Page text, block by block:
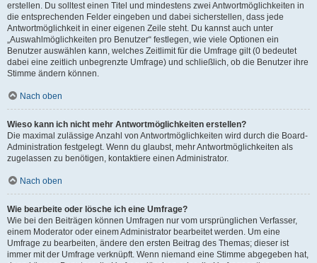
erstellen. Du solltest einen Titel und mindestens zwei Antwortmöglichkeiten in
die entsprechenden Felder eingeben und dabei sicherstellen, dass jede
Antwortmöglichkeit in einer eigenen Zeile steht. Du kannst auch unter
„Auswahlmöglichkeiten pro Benutzer“ festlegen, wie viele Optionen ein
Benutzer auswählen kann, welches Zeitlimit für die Umfrage gilt (0 bedeutet
dabei eine zeitlich unbegrenzte Umfrage) und schließlich, ob die Benutzer ihre
Stimme ändern können.
Nach oben
Wieso kann ich nicht mehr Antwortmöglichkeiten erstellen?
Die maximal zulässige Anzahl von Antwortmöglichkeiten wird durch die Board-
Administration festgelegt. Wenn du glaubst, mehr Antwortmöglichkeiten als
zugelassen zu benötigen, kontaktiere einen Administrator.
Nach oben
Wie bearbeite oder lösche ich eine Umfrage?
Wie bei den Beiträgen können Umfragen nur vom ursprünglichen Verfasser,
einem Moderator oder einem Administrator bearbeitet werden. Um eine
Umfrage zu bearbeiten, ändere den ersten Beitrag des Themas; dieser ist
immer mit der Umfrage verknüpft. Wenn niemand eine Stimme abgegeben hat,